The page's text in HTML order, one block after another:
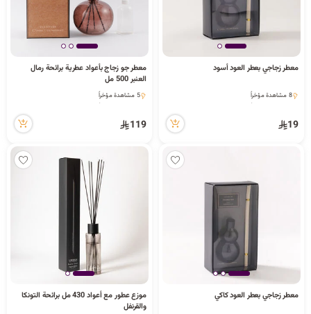
معطر زجاجي بعطر العود أسود
8 مشاهدة مؤخراً
19
معطر جو زجاج بأعواد عطرية برائحة رمال
العنبر 500 مل
5 مشاهدة مؤخراً
119
معطر زجاجي بعطر العود كاكي
موزع عطور مع أعواد 430 مل برائحة التونكا
والقرنفل